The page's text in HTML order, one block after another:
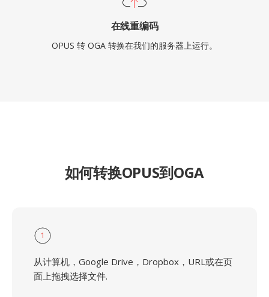
在线重编码
OPUS 转 OGA 转换在我们的服务器上运行。
如何转换OPUS到OGA
1
从计算机，Google Drive，Dropbox，URL或在页
面上拖拽选择文件.